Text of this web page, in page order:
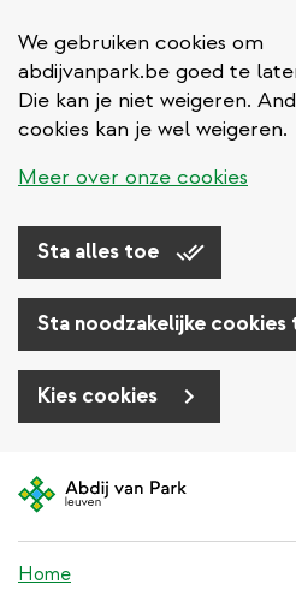
We gebruiken cookies om
abdijvanpark.be goed te
Die kan je niet weigeren.
cookies kan je wel weigeren.
Meer over onze cookies
Sta alles toe
Sta noodzakelijke cookies
Kies cookies
en
inhoud
Home